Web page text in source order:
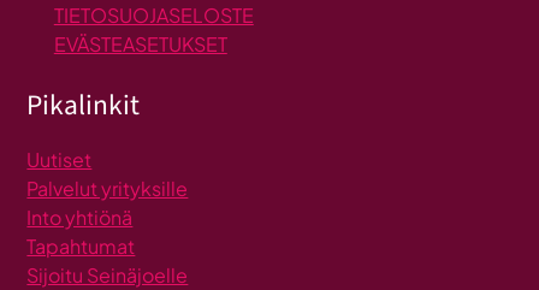
TIETOSUOJASELOSTE
EVÄSTEASETUKSET
Pikalinkit
Uutiset
Palvelut yrityksille
Into yhtiönä
Tapahtumat
Sijoitu Seinäjoelle